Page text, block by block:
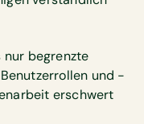
nur begrenzte
und -
erschwert